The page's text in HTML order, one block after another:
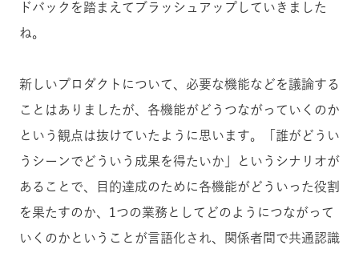
ドバックを踏まえてブラッシュアップしていきました
ね。
新しいプロダクトについて、必要な機能などを議論する
ことはありましたが、各機能がどうつながっていくのか
という観点は抜けていたように思います。「誰がどうい
うシーンでどういう成果を得たいか」というシナリオが
あることで、目的達成のために各機能がどういった役割
を果たすのか、1つの業務としてどのようにつながって
いくのかということが言語化され、関係者間で共通認識